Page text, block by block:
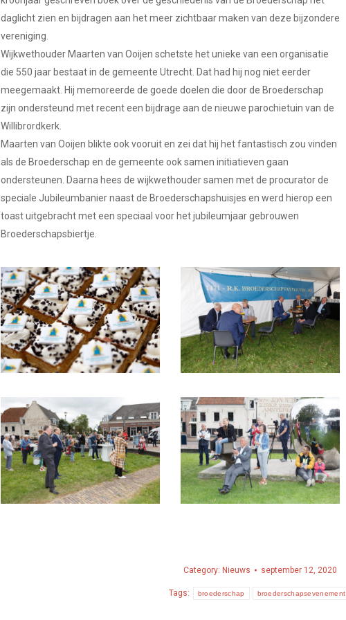
daglicht zien en bijdragen aan het meer zichtbaar maken van deze bijzondere
vereniging.
Wijkwethouder Maarten van Ooijen schetste het unieke van een organisatie
die 550 jaar bestaat in de gemeente Utrecht. Dat had hij nog niet eerder
meegemaakt. Hij memoreerde de goede doelen die door de Broederschap
zijn ondersteund met recent een bijdrage aan de nieuwe parochietuin van de
Willibrordkerk.
Maarten van Ooijen blikte ook vooruit en zei dat hij het fantastisch zou vinden
als de Broederschap en de gemeente ook samen initiatieven gaan
ondersteunen. Daarna hees de wijkwethouder samen met de procurator de
speciale Jubileumbanier naast de Broederschapshuisjes en werd hierop een
toast uitgebracht met een speciaal voor het jubileumjaar gebrouwen
Broederschapsbiertje.
Category: Nieuws september 12, 2020
Tags: broederschap broederschapsevenement